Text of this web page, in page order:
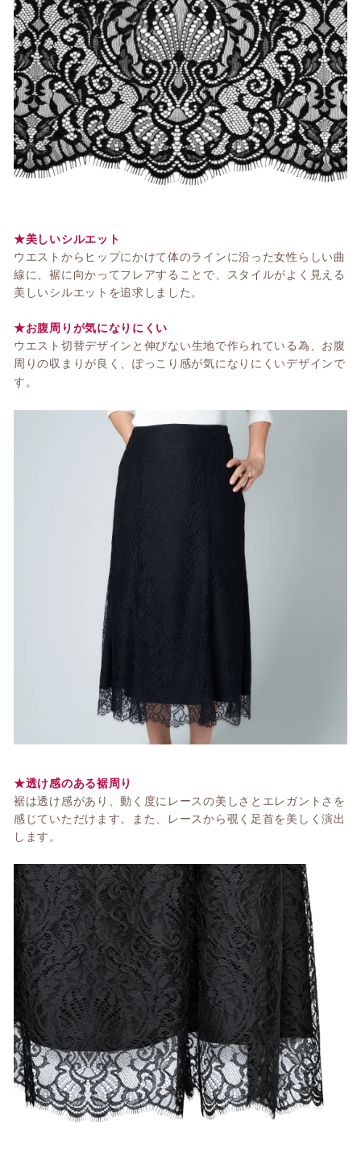
★美しいシルエット
ウエストからヒップにかけて体のラインに沿った女性らしい曲
線に、裾に向かってフレアすることで、スタイルがよく見える
美しいシルエットを追求しました。
★お腹周りが気になりにくい
ウエスト切替デザインと伸びない生地で作られている為、お腹
周りの収まりが良く、ぽっこり感が気になりにくいデザインで
す。
★透け感のある裾周り
裾は透け感があり、動く度にレースの美しさとエレガントさを
感じていただけます。また、レースから覗く足首を美しく演出
します。